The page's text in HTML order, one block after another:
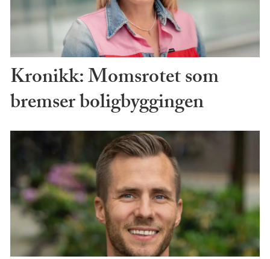
Kronikk: Momsrotet som
bremser boligbyggingen